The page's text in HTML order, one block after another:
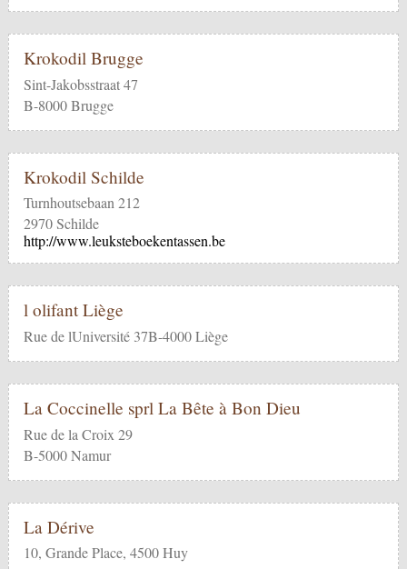
Krokodil Brugge
Sint-Jakobsstraat 47
B-8000 Brugge
Krokodil Schilde
Turnhoutsebaan 212
2970 Schilde
http://www.leuksteboekentassen.be
l olifant Liège
Rue de lUniversité 37B-4000 Liège
La Coccinelle sprl La Bête à Bon Dieu
Rue de la Croix 29
B-5000 Namur
La Dérive
10, Grande Place, 4500 Huy